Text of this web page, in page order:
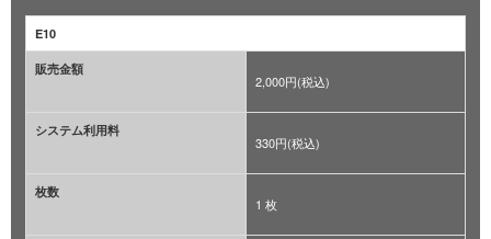
E10
販売金額
2,000円(税込)
システム利用料
330円(税込)
枚数
1 枚